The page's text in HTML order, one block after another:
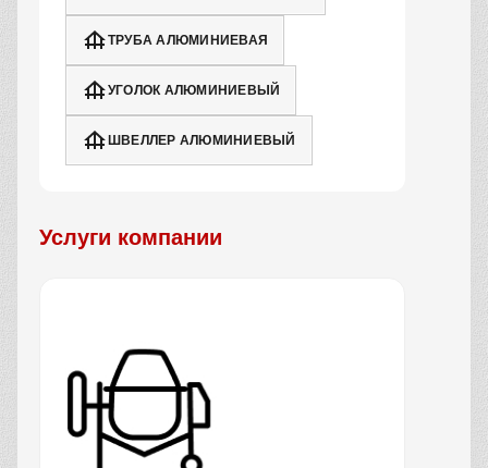
ТРУБА АЛЮМИНИЕВАЯ
УГОЛОК АЛЮМИНИЕВЫЙ
ШВЕЛЛЕР АЛЮМИНИЕВЫЙ
Услуги компании